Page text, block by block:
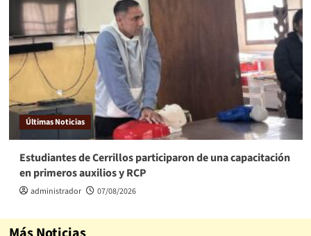
Últimas Noticias
Estudiantes de Cerrillos participaron de una capacitación
en primeros auxilios y RCP
administrador 07/08/2026